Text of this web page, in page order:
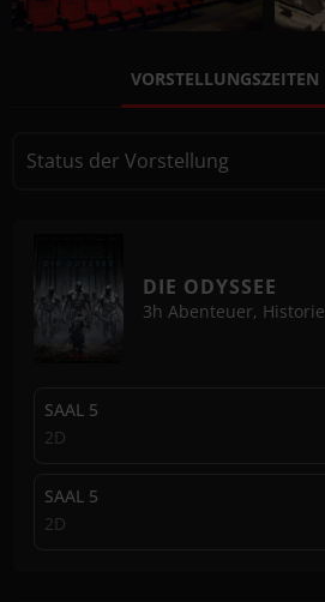
VORSTELLUNGSZEITEN
Status der Vorstellung
Nicht buchbarDIE ODYSSEE
Abenteuer, Historie
3h
SAAL 5
2D
SAAL 5
2D